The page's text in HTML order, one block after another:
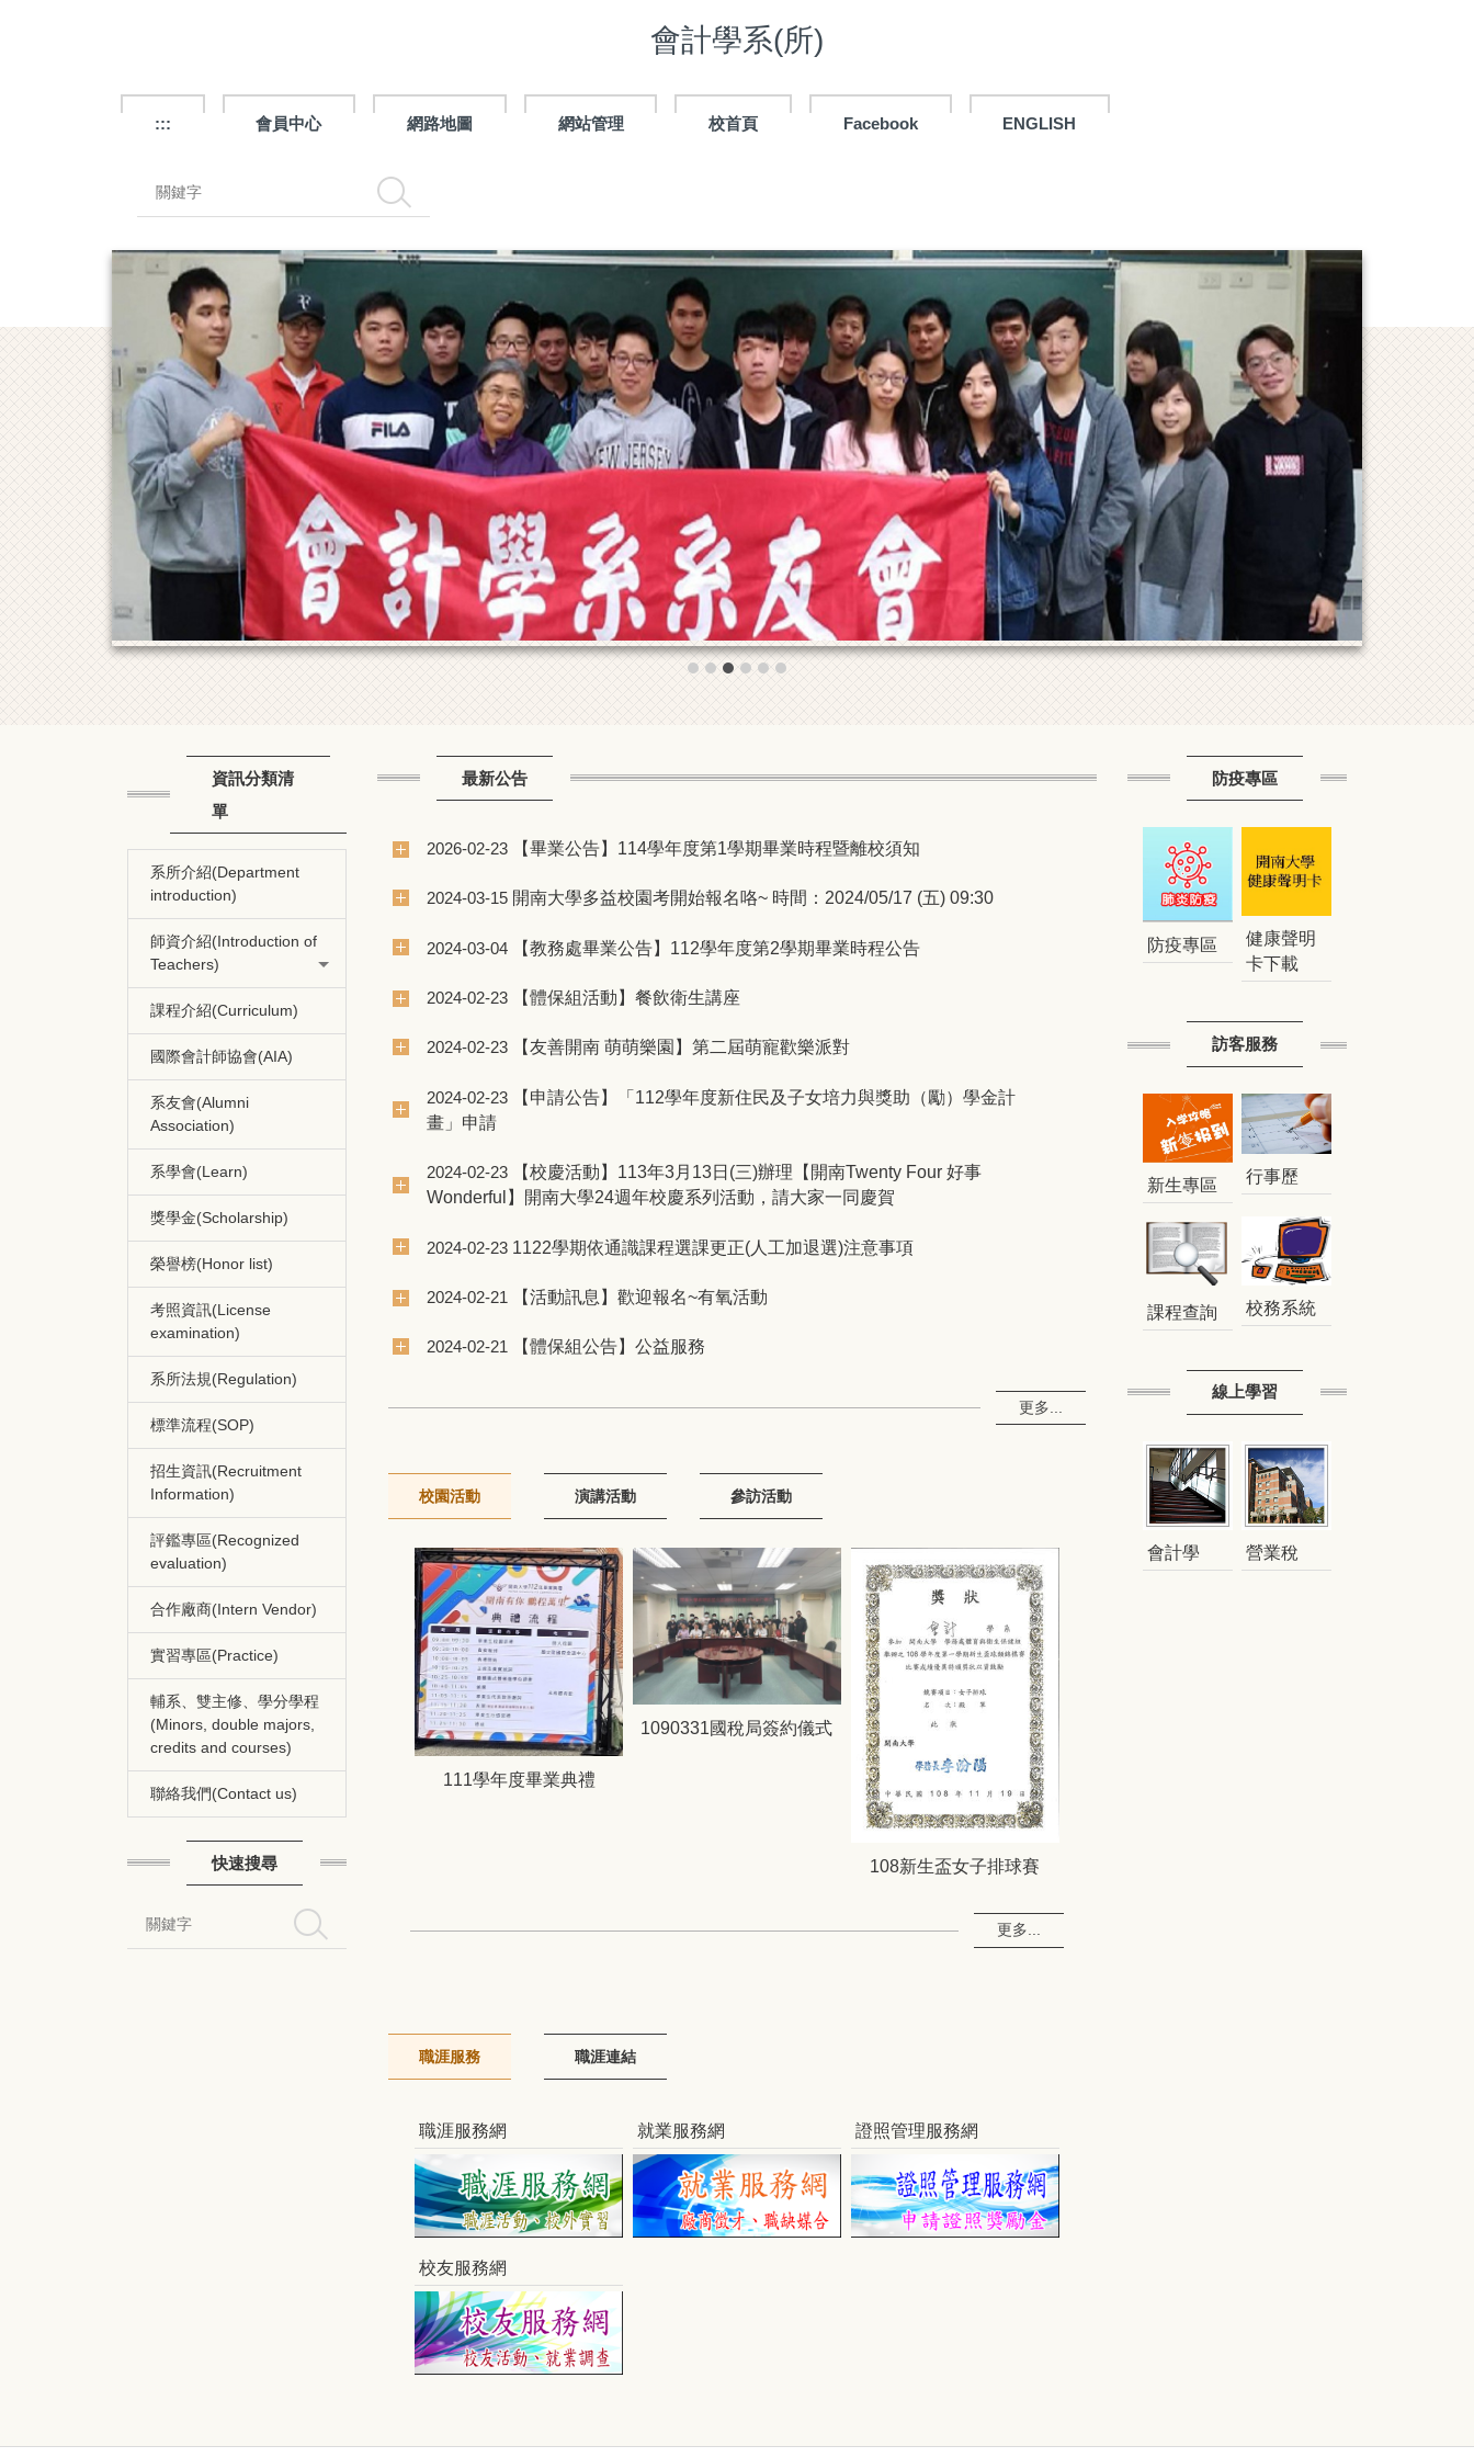
會計學系(所)
::: 會員中心 網路地圖 網站管理 校首頁 Facebook ENGLISH
搜尋
資訊分類清
單
系所介紹(Department
introduction)
師資介紹(Introduction of
Teachers)
課程介紹(Curriculum)
國際會計師協會(AIA)
系友會(Alumni
Association)
系學會(Learn)
獎學金(Scholarship)
榮譽榜(Honor list)
考照資訊(License
examination)
系所法規(Regulation)
標準流程(SOP)
招生資訊(Recruitment
Information)
評鑑專區(Recognized
evaluation)
合作廠商(Intern Vendor)
實習專區(Practice)
輔系、雙主修、學分學程
(Minors, double majors,
credits and courses)
聯絡我們(Contact us)
快速搜尋
搜尋
最新公告
2026-02-23 【畢業公告】114學年度第1學期畢業時程暨離校須知
2024-03-15 開南大學多益校園考開始報名咯~ 時間：2024/05/17 (五) 09:30
2024-03-04 【教務處畢業公告】112學年度第2學期畢業時程公告
2024-02-23 【體保組活動】餐飲衛生講座
2024-02-23 【友善開南 萌萌樂園】第二屆萌寵歡樂派對
2024-02-23
【申請公告】「112學年度新住民及子女培力與獎助（勵）學金計
畫」申請
2024-02-23
【校慶活動】113年3月13日(三)辦理【開南Twenty Four 好事
Wonderful】開南大學24週年校慶系列活動，請大家一同慶賀
2024-02-23 1122學期依通識課程選課更正(人工加退選)注意事項
2024-02-21 【活動訊息】歡迎報名~有氧活動
2024-02-21 【體保組公告】公益服務
更多...
校園活動 演講活動 參訪活動
111學年度畢業典禮
1090331國稅局簽約儀式
108新生盃女子排球賽
更多...
職涯服務 職涯連結
職涯服務網 就業服務網 證照管理服務網
校友服務網
防疫專區
防疫專區
健康聲明
卡下載
訪客服務
新生專區 行事歷
課程查詢 校務系統
線上學習
會計學 營業稅